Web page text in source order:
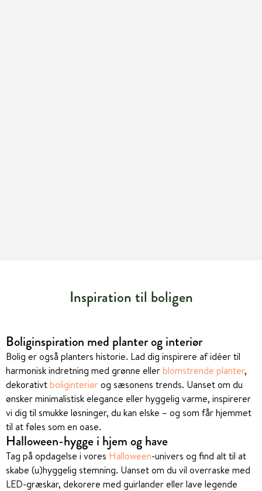
Inspiration til boligen
Boliginspiration med planter og interiør
Bolig er også planters historie. Lad dig inspirere af idéer til
harmonisk indretning med grønne ellerblomstrende planter,
dekorativtboliginteriørog sæsonens trends. Uanset om du
ønsker minimalistisk elegance eller hyggelig varme, inspirerer
vi dig til smukke løsninger, du kan elske – og som får hjemmet
til at føles som en oase.
Halloween-hygge i hjem og have
Tag på opdagelse i vores Halloween-univers og find alt til at
skabe (u)hyggelig stemning. Uanset om du vil overraske med
LED-græskar, dekorere med guirlander eller lave legende